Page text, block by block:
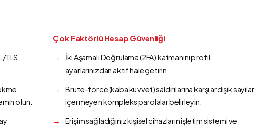
TLS
olun.
Çok Faktörlü Hesap Güvenliği
İki Aşamalı Doğrulama (2FA) katmanını profil
ayarlarınızdan aktif hale getirin.
Brute-force (kaba kuvvet) saldırılarına karşı ardışık sayılar
içermeyen kompleks parolalar belirleyin.
Erişim sağladığınız kişisel cihazların işletim sistemi ve